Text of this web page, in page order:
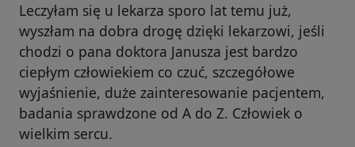
Leczyłam się u lekarza sporo lat temu już,
wyszłam na dobra drogę dzięki lekarzowi, jeśli
chodzi o pana doktora Janusza jest bardzo
ciepłym człowiekiem co czuć, szczegółowe
wyjaśnienie, duże zainteresowanie pacjentem,
badania sprawdzone od A do Z. Człowiek o
wielkim sercu.